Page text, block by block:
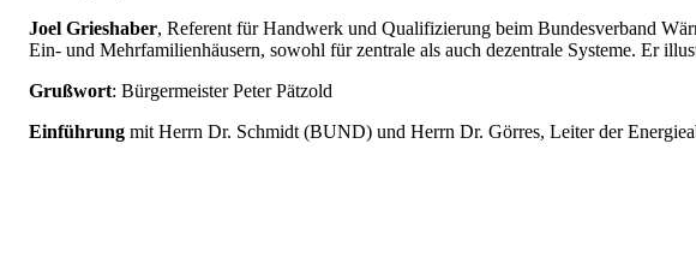
Joel Grieshaber, Referent für Handwerk und Qualifizierung beim Bundesverband
Ein‐ und Mehrfamilienhäusern, sowohl für zentrale als auch dezentrale Systeme. Er
Grußwort: Bürgermeister Peter Pätzold
Einführung mit Herrn Dr. Schmidt (BUND) und Herrn Dr. Görres, Leiter der